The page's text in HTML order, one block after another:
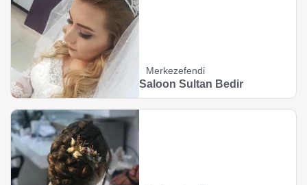
Merkezefendi
Saloon Sultan Bedir